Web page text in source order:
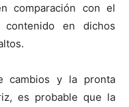
comparación con el
en dichos
cambios y la pronta
es probable que la